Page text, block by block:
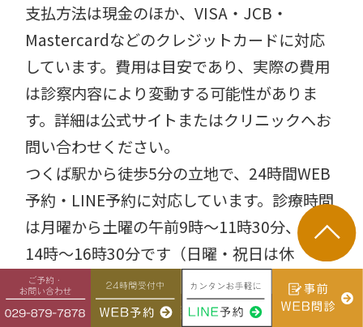
支払方法は現金のほか、VISA・JCB・
Mastercardなどのクレジットカードに対応
しています。費用は目安であり、実際の費用
は診察内容により変動する可能性がありま
す。詳細は公式サイトまたはクリニックへお
問い合わせください。
つくば駅から徒歩5分の立地で、24時間WEB
予約・LINE予約に対応しています。診療時間
は月曜から土曜の午前9時〜11時30分、午後
14時〜16時30分です（日曜・祝日は休
診）。
まとめ〜大腸内視鏡検査は「多彩